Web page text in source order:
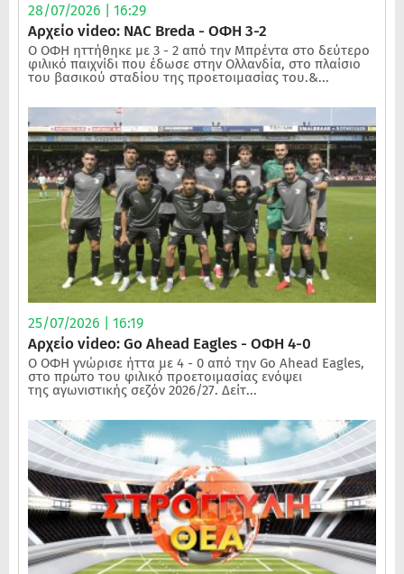
28/07/2026 | 16:29
Αρχείο video: NAC Breda - ΟΦΗ 3-2
Ο ΟΦΗ ηττήθηκε με 3 - 2 από την Μπρέντα στο δεύτερο
φιλικό παιχνίδι που έδωσε στην Ολλανδία, στο πλαίσιο
του βασικού σταδίου της προετοιμασίας του.&...
25/07/2026 | 16:19
Αρχείο video: Go Ahead Eagles - ΟΦΗ 4-0
Ο ΟΦΗ γνώρισε ήττα με 4 - 0 από την Go Ahead Eagles,
στο πρώτο του φιλικό προετοιμασίας ενόψει
της αγωνιστικής σεζόν 2026/27. Δείτ...